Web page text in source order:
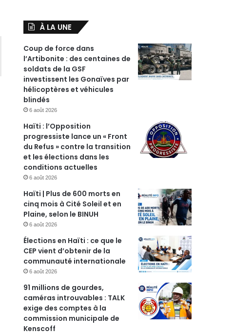
À LA UNE
Coup de force dans
l’Artibonite : des centaines de
soldats de la GSF
investissent les Gonaïves par
hélicoptères et véhicules
blindés
6 août 2026
Haïti : l’Opposition
progressiste lance un « Front
du Refus » contre la transition
et les élections dans les
conditions actuelles
6 août 2026
Haïti | Plus de 600 morts en
cinq mois à Cité Soleil et en
Plaine, selon le BINUH
6 août 2026
Élections en Haïti : ce que le
CEP vient d’obtenir de la
communauté internationale
6 août 2026
91 millions de gourdes,
caméras introuvables : TALK
exige des comptes à la
commission municipale de
Kenscoff